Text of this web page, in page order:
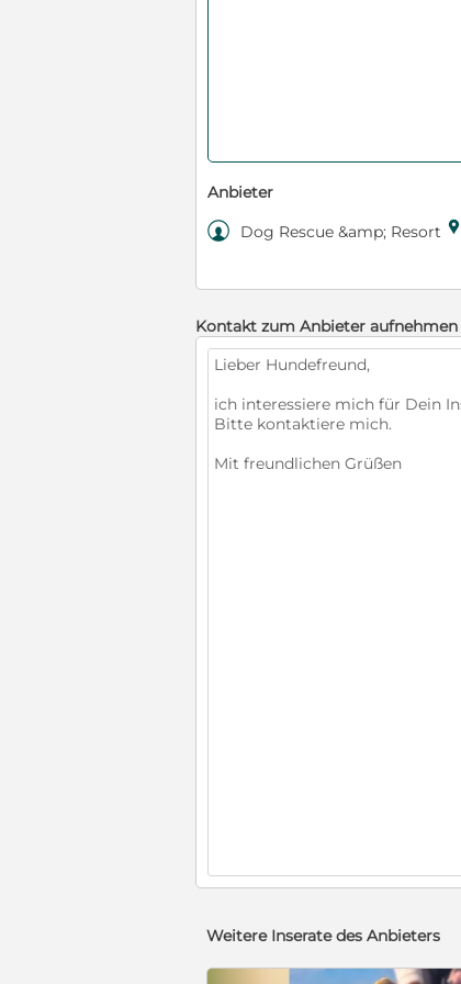
Anbieter
 Dog Rescue &amp; Resort 
Kontakt zum Anbieter aufnehmen
Weitere Inserate des Anbieters